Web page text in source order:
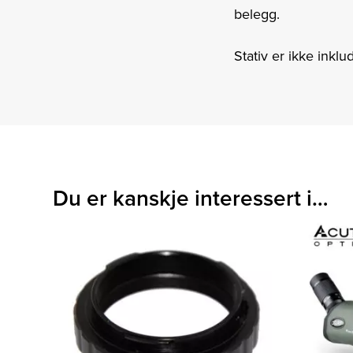
belegg.
Stativ er ikke
Du er kanskje interessert i…